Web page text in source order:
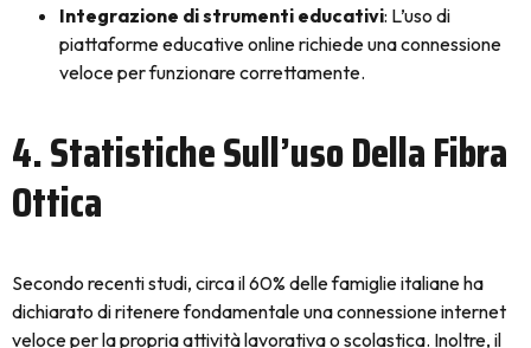
Integrazione di strumenti educativi: L’uso di
piattaforme educative online richiede una connessione
veloce per funzionare correttamente.
4. Statistiche Sull’uso Della Fibra
Ottica
Secondo recenti studi, circa il 60% delle famiglie italiane ha
dichiarato di ritenere fondamentale una connessione internet
veloce per la propria attività lavorativa o scolastica. Inoltre, il